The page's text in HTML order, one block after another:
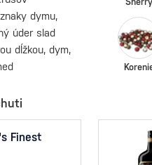
dymu,
úder slad
dĺžkou, dym,
Finest